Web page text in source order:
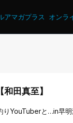
アマガプラス オンラ
田真至】
りYouTuberと…in早